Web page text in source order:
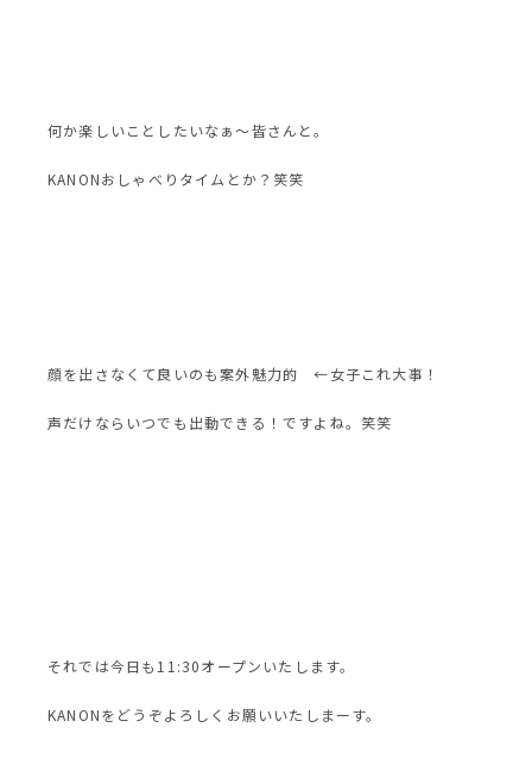
何か楽しいことしたいなぁ〜皆さんと。
KANONおしゃべりタイムとか？笑笑
顔を出さなくて良いのも案外魅力的 ←女子これ大事！
声だけならいつでも出動できる！ですよね。笑笑
それでは今日も11:30オープンいたします。
KANONをどうぞよろしくお願いいたしまーす。